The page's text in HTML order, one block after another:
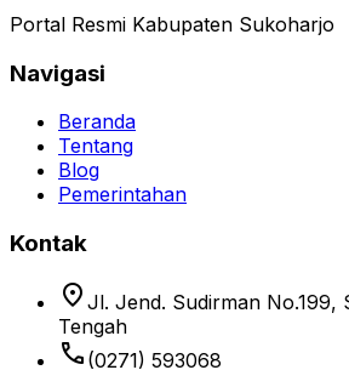
Portal Resmi Kabupaten Sukoharjo
Navigasi
Beranda
Tentang
Blog
Pemerintahan
Kontak
location_on Jl. Jend. Sudirman No.199,
Tengah
phone (0271) 593068